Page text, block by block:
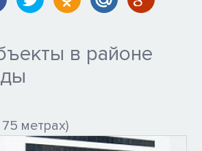
в районе
75 метрах)